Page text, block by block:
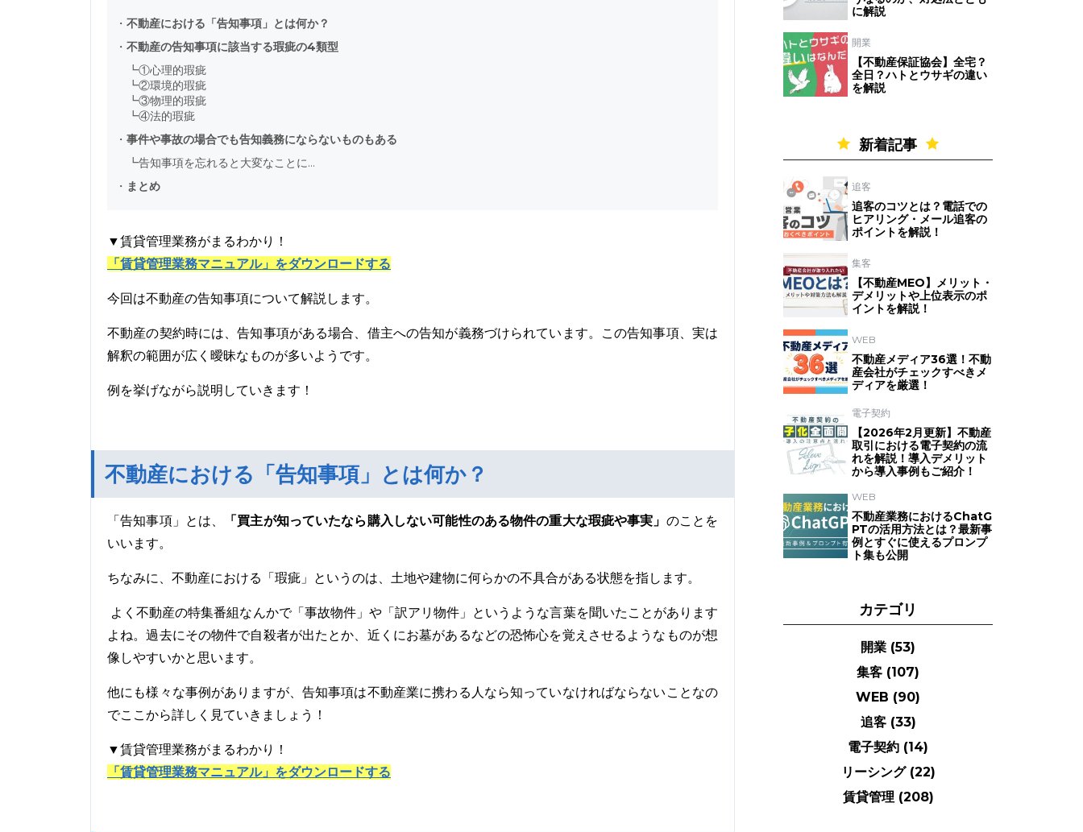
・ 不動産における「告知事項」とは何か？
・ 不動産の告知事項に該当する瑕疵の4類型
┗①心理的瑕疵
┗②環境的瑕疵
┗③物理的瑕疵
┗④法的瑕疵
・ 事件や事故の場合でも告知義務にならないものもある
┗告知事項を忘れると大変なことに…
・ まとめ
▼賃貸管理業務がまるわかり！
「賃貸管理業務マニュアル」をダウンロードする
今回は不動産の告知事項について解説します。
不動産の契約時には、告知事項がある場合、借主への告知が義務づけられています。この告知事項、実は
解釈の範囲が広く曖昧なものが多いようです。
例を挙げながら説明していきます！
不動産における「告知事項」とは何か？
「告知事項」とは、 「買主が知っていたなら購入しない可能性のある物件の重大な瑕疵や事実」 のことを
いいます。
ちなみに、不動産における「瑕疵」というのは、土地や建物に何らかの不具合がある状態を指します。
よく不動産の特集番組なんかで「事故物件」や「訳アリ物件」というような言葉を聞いたことがあります
よね。過去にその物件で自殺者が出たとか、近くにお墓があるなどの恐怖心を覚えさせるようなものが想
像しやすいかと思います。
他にも様々な事例がありますが、告知事項は不動産業に携わる人なら知っていなければならないことなの
でここから詳しく見ていきましょう！
▼賃貸管理業務がまるわかり！
「賃貸管理業務マニュアル」をダウンロードする
に解説
開業
【不動産保証協会】全宅？
全日？ハトとウサギの違い
を解説
新着記事
追客
追客のコツとは？電話での
ヒアリング・メール追客の
ポイントを解説！
集客
【不動産MEO】メリット・
デメリットや上位表示のポ
イントを解説！
WEB
不動産メディア36選！不動
産会社がチェックすべきメ
ディアを厳選！
電子契約
【2026年2月更新】不動産
取引における電子契約の流
れを解説！導入デメリット
から導入事例もご紹介！
WEB
不動産業務におけるChatG
PTの活用方法とは？最新事
例とすぐに使えるプロンプ
ト集も公開
カテゴリ
開業 (53)
集客 (107)
WEB (90)
追客 (33)
電子契約 (14)
リーシング (22)
賃貸管理 (208)